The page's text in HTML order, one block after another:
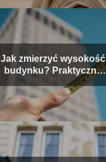
Jak zmierzyć wysokość
budynku? Praktyczny
przewodnik krok po
kroku